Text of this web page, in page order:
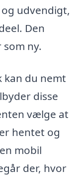
udvendigt,
Den
ny.
kan du nemt
disse
vælge at
hentet og
mobil
der, hvor